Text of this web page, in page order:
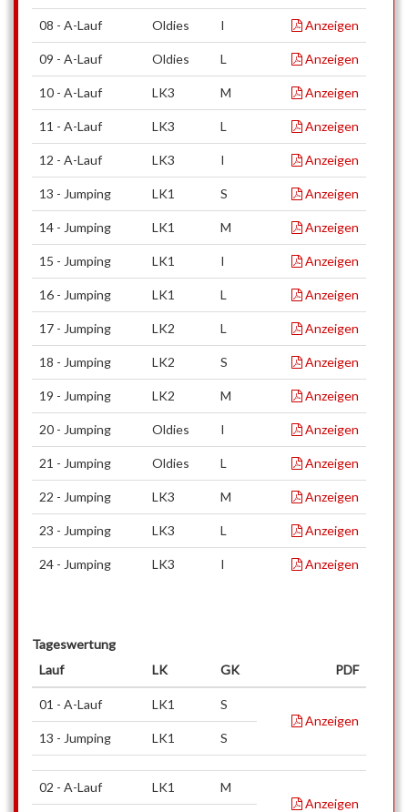
08 - A-Lauf Oldies I Anzeigen
09 - A-Lauf Oldies L Anzeigen
10 - A-Lauf LK3 M Anzeigen
11 - A-Lauf LK3 L Anzeigen
12 - A-Lauf LK3 I Anzeigen
13 - Jumping LK1 S Anzeigen
14 - Jumping LK1 M Anzeigen
15 - Jumping LK1 I Anzeigen
16 - Jumping LK1 L Anzeigen
17 - Jumping LK2 L Anzeigen
18 - Jumping LK2 S Anzeigen
19 - Jumping LK2 M Anzeigen
20 - Jumping Oldies I Anzeigen
21 - Jumping Oldies L Anzeigen
22 - Jumping LK3 M Anzeigen
23 - Jumping LK3 L Anzeigen
24 - Jumping LK3 I Anzeigen
Tageswertung
Lauf
LK GK PDF
01 - A-Lauf LK1
S
Anzeigen
13 - Jumping
LK1 S
02 - A-Lauf LK1
M
Anzeigen